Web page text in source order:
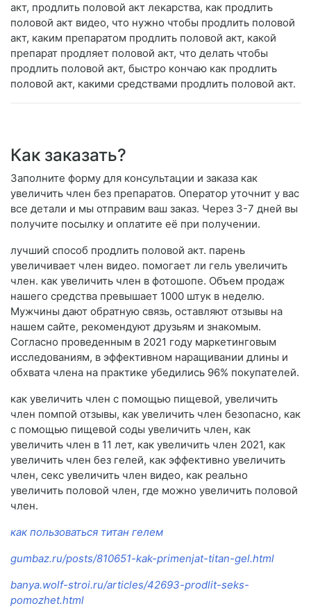
акт, продлить половой акт лекарства, как продлить
половой акт видео, что нужно чтобы продлить половой
акт, каким препаратом продлить половой акт, какой
препарат продляет половой акт, что делать чтобы
продлить половой акт, быстро кончаю как продлить
половой акт, какими средствами продлить половой акт.
Как заказать?
Заполните форму для консультации и заказа как
увеличить член без препаратов. Оператор уточнит у вас
все детали и мы отправим ваш заказ. Через 3-7 дней вы
получите посылку и оплатите её при получении.
лучший способ продлить половой акт. парень
увеличивает член видео. помогает ли гель увеличить
член. как увеличить член в фотошопе. Объем продаж
нашего средства превышает 1000 штук в неделю.
Мужчины дают обратную связь, оставляют отзывы на
нашем сайте, рекомендуют друзьям и знакомым.
Согласно проведенным в 2021 году маркетинговым
исследованиям, в эффективном наращивании длины и
обхвата члена на практике убедились 96% покупателей.
как увеличить член с помощью пищевой, увеличить
член помпой отзывы, как увеличить член безопасно, как
с помощью пищевой соды увеличить член, как
увеличить член в 11 лет, как увеличить член 2021, как
увеличить член без гелей, как эффективно увеличить
член, секс увеличить член видео, как реально
увеличить половой член, где можно увеличить половой
член.
как пользоваться титан гелем
gumbaz.ru/posts/810651-kak-primenjat-titan-gel.html
banya.wolf-stroi.ru/articles/42693-prodlit-seks-
pomozhet.html